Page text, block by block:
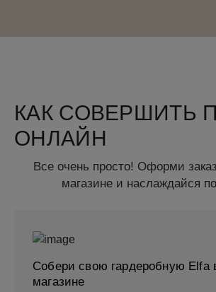
КАК СОВЕРШИТЬ
ОНЛАЙН
Все очень просто! Оформи
магазине и наслаждайся
Собери свою гардеробную Elfa
магазине